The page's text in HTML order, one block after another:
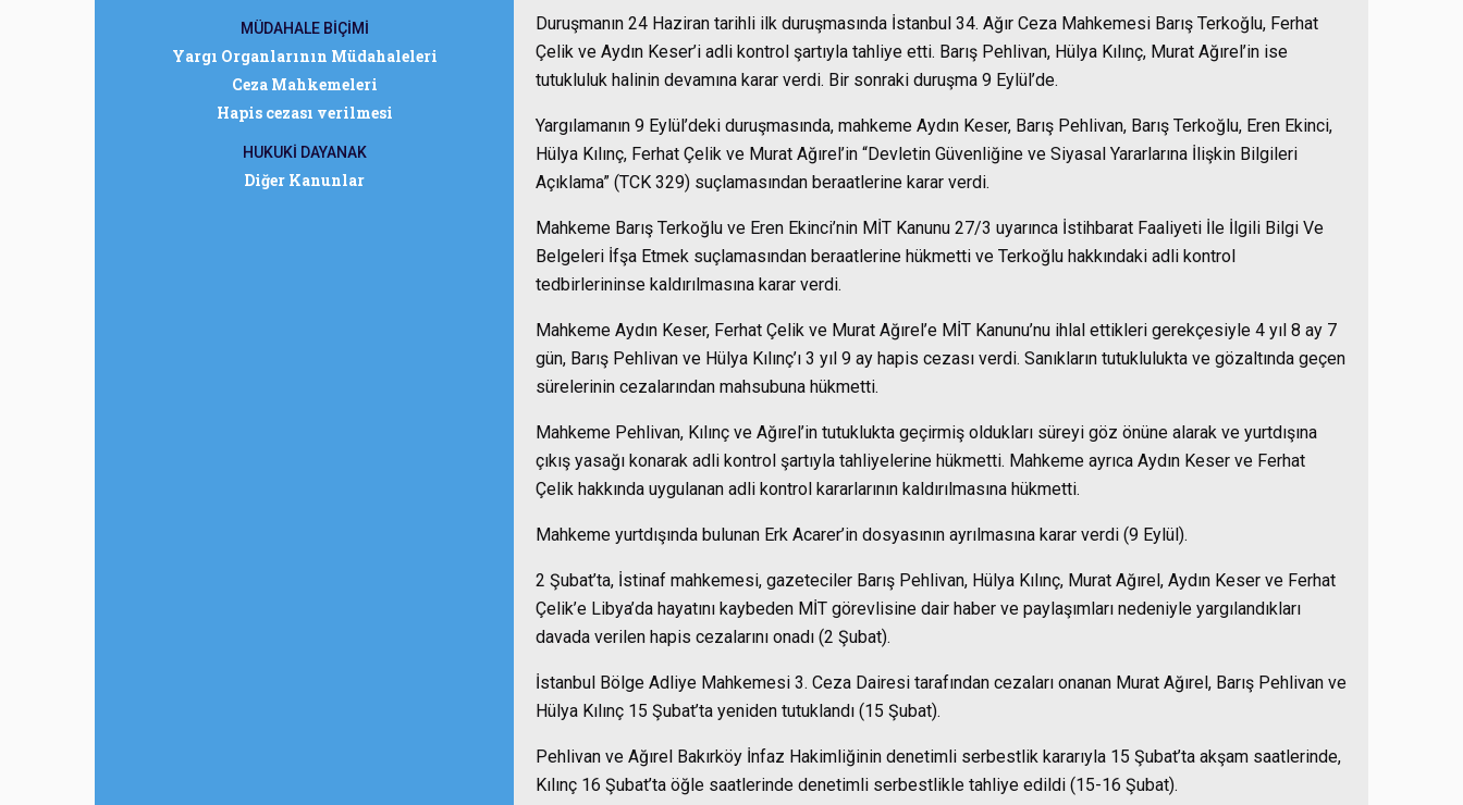
MÜDAHALE BİÇİMİ
Yargı Organlarının Müdahaleleri
Ceza Mahkemeleri
Hapis cezası verilmesi
HUKUKİ DAYANAK
Diğer Kanunlar
Duruşmanın 24 Haziran tarihli ilk duruşmasında İstanbul 34. Ağır Ceza Mahkemesi Barış Terkoğlu, Ferhat
Çelik ve Aydın Keser’i adli kontrol şartıyla tahliye etti. Barış Pehlivan, Hülya Kılınç, Murat Ağırel’in ise
tutukluluk halinin devamına karar verdi. Bir sonraki duruşma 9 Eylül’de.
Yargılamanın 9 Eylül’deki duruşmasında, mahkeme Aydın Keser, Barış Pehlivan, Barış Terkoğlu, Eren Ekinci,
Hülya Kılınç, Ferhat Çelik ve Murat Ağırel’in “Devletin Güvenliğine ve Siyasal Yararlarına İlişkin Bilgileri
Açıklama” (TCK 329) suçlamasından beraatlerine karar verdi.
Mahkeme Barış Terkoğlu ve Eren Ekinci’nin MİT Kanunu 27/3 uyarınca İstihbarat Faaliyeti İle İlgili Bilgi Ve
Belgeleri İfşa Etmek suçlamasından beraatlerine hükmetti ve Terkoğlu hakkındaki adli kontrol
tedbirlerininse kaldırılmasına karar verdi.
Mahkeme Aydın Keser, Ferhat Çelik ve Murat Ağırel’e MİT Kanunu’nu ihlal ettikleri gerekçesiyle 4 yıl 8 ay 7
gün, Barış Pehlivan ve Hülya Kılınç’ı 3 yıl 9 ay hapis cezası verdi. Sanıkların tutuklulukta ve gözaltında geçen
sürelerinin cezalarından mahsubuna hükmetti.
Mahkeme Pehlivan, Kılınç ve Ağırel’in tutuklukta geçirmiş oldukları süreyi göz önüne alarak ve yurtdışına
çıkış yasağı konarak adli kontrol şartıyla tahliyelerine hükmetti. Mahkeme ayrıca Aydın Keser ve Ferhat
Çelik hakkında uygulanan adli kontrol kararlarının kaldırılmasına hükmetti.
Mahkeme yurtdışında bulunan Erk Acarer’in dosyasının ayrılmasına karar verdi (9 Eylül).
2 Şubat’ta, İstinaf mahkemesi, gazeteciler Barış Pehlivan, Hülya Kılınç, Murat Ağırel, Aydın Keser ve Ferhat
Çelik’e Libya’da hayatını kaybeden MİT görevlisine dair haber ve paylaşımları nedeniyle yargılandıkları
davada verilen hapis cezalarını onadı (2 Şubat).
İstanbul Bölge Adliye Mahkemesi 3. Ceza Dairesi tarafından cezaları onanan Murat Ağırel, Barış Pehlivan ve
Hülya Kılınç 15 Şubat’ta yeniden tutuklandı (15 Şubat).
Pehlivan ve Ağırel Bakırköy İnfaz Hakimliğinin denetimli serbestlik kararıyla 15 Şubat’ta akşam saatlerinde,
Kılınç 16 Şubat’ta öğle saatlerinde denetimli serbestlikle tahliye edildi (15-16 Şubat).